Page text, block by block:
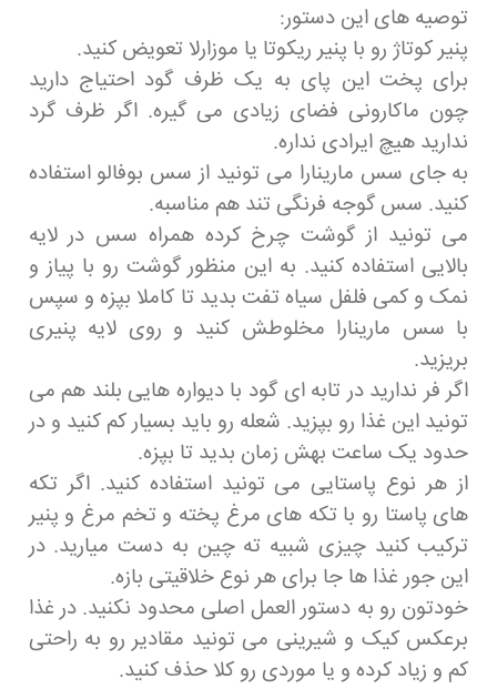
توصیه های این دستور:
پنیر کوتاژ رو با پنیر ریکوتا یا موزارلا تعویض کنید.
برای پخت این پای به یک ظرف گود احتیاج دارید
چون ماکارونی فضای زیادی می گیره. اگر ظرف گرد
ندارید هیچ ایرادی نداره.
به جای سس مارینارا می تونید از سس بوفالو استفاده
کنید. سس گوجه فرنگی تند هم مناسبه.
می تونید از گوشت چرخ کرده همراه سس در لایه
بالایی استفاده کنید. به این منظور گوشت رو با پیاز و
نمک و کمی فلفل سیاه تفت بدید تا کاملا بپزه و سپس
با سس مارینارا مخلوطش کنید و روی لایه پنیری
بریزید.
اگر فر ندارید در تابه ای گود با دیواره هایی بلند هم می
تونید این غذا رو بپزید. شعله رو باید بسیار کم کنید و در
حدود یک ساعت بهش زمان بدید تا بپزه.
از هر نوع پاستایی می تونید استفاده کنید. اگر تکه
های پاستا رو با تکه های مرغ پخته و تخم مرغ و پنیر
ترکیب کنید چیزی شبیه ته چین به دست میارید. در
این جور غذا ها جا برای هر نوع خلاقیتی بازه.
خودتون رو به دستور العمل اصلی محدود نکنید. در غذا
برعکس کیک و شیرینی می تونید مقادیر رو به راحتی
کم و زیاد کرده و یا موردی رو کلا حذف کنید.